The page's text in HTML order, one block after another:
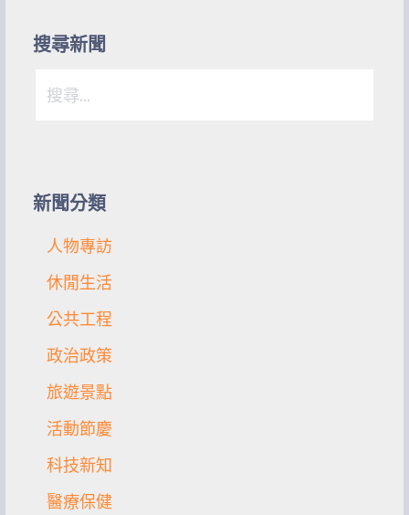
搜尋新聞
新聞分類
人物專訪
休閒生活
公共工程
政治政策
旅遊景點
活動節慶
科技新知
醫療保健